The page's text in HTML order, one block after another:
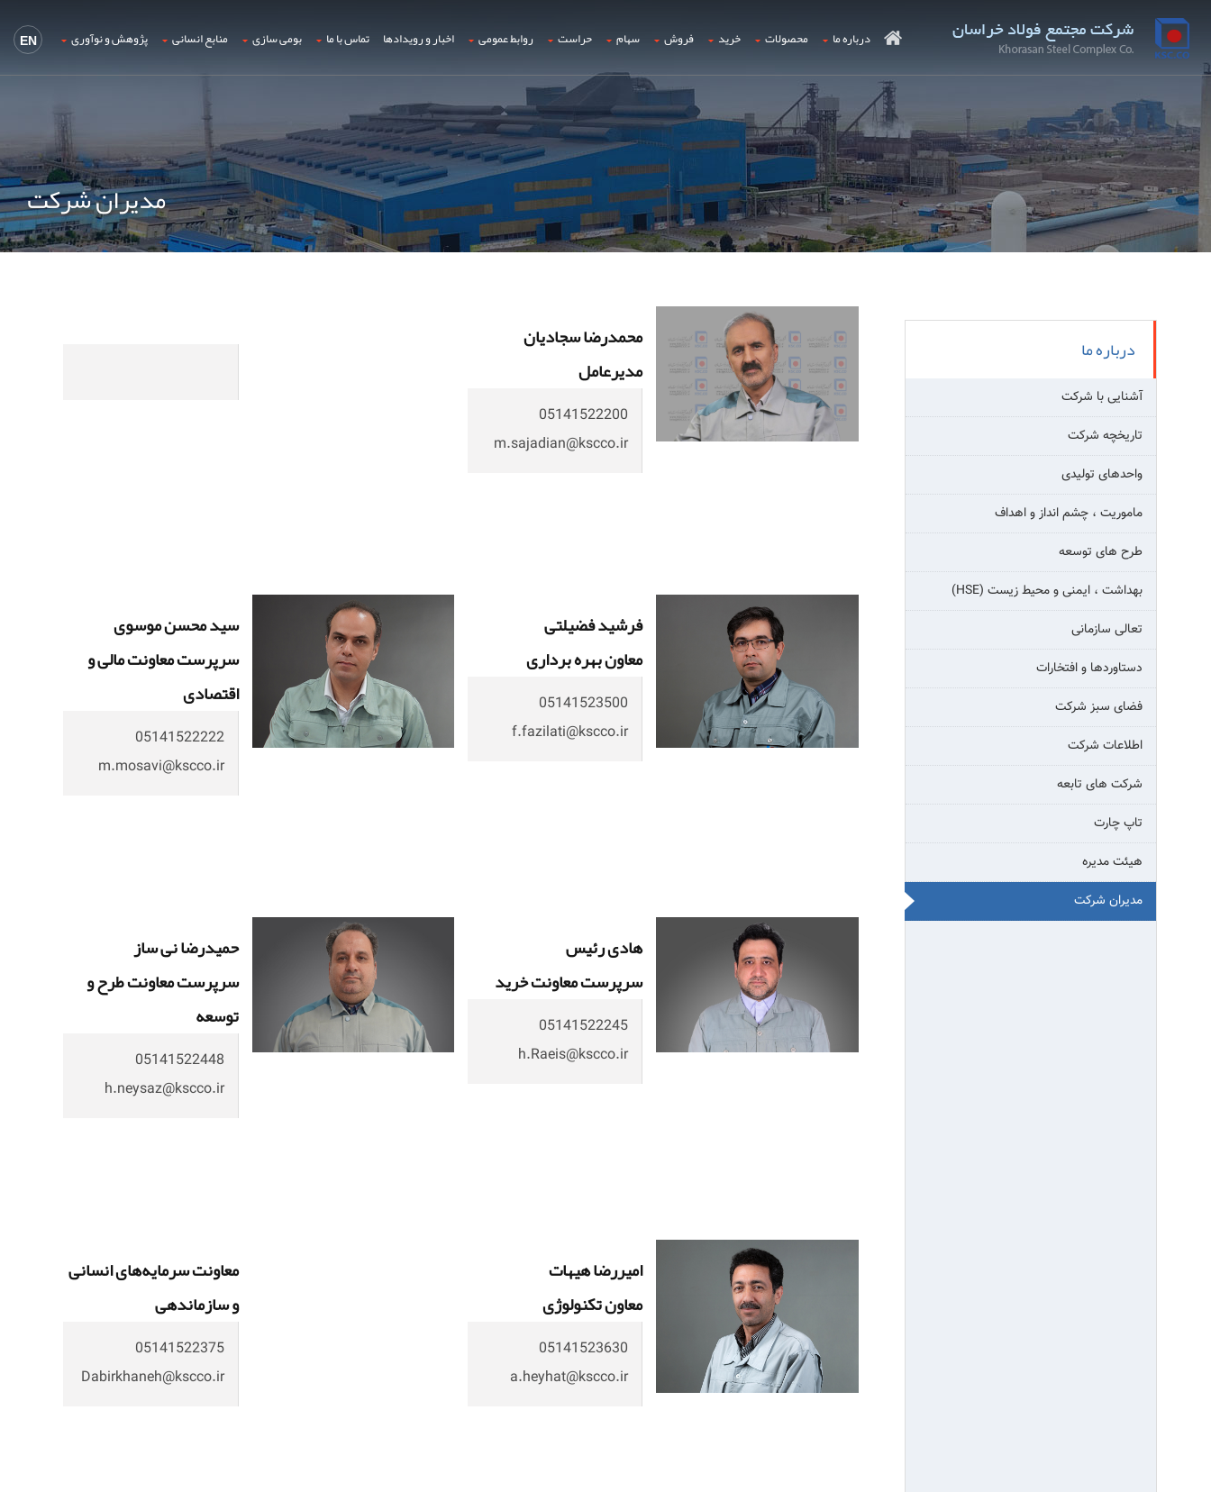
EN درباره ما محصولات خرید فروش سهام حراست روابط عمومی اخبار و رویدادها تماس با ما بومی سازی منابع انسانی پژوهش و نوآوری
مدیران شرکت
درباره ما
آشنایی با شرکت
تاریخچه شرکت
واحدهای تولیدی
ماموریت ، چشم انداز و اهداف
طرح های توسعه
بهداشت ، ایمنی و محیط زیست (HSE)
تعالی سازمانی
دستاوردها و افتخارات
فضای سبز شرکت
اطلاعات شرکت
شرکت های تابعه
تاپ چارت
هیئت مدیره
مدیران شرکت
محمدرضا سجادیان
مدیرعامل
05141522200
m.sajadian@kscco.ir
فرشید فضیلتی
معاون بهره برداری
05141523500
f.fazilati@kscco.ir
سید محسن موسوی
سرپرست معاونت مالی و
اقتصادی
05141522222
m.mosavi@kscco.ir
هادی رئیس
سرپرست معاونت خرید
05141522245
h.Raeis@kscco.ir
حمیدرضا نی ساز
سرپرست معاونت طرح و
توسعه
05141522448
h.neysaz@kscco.ir
امیررضا هیهات
معاون تکنولوژی
05141523630
a.heyhat@kscco.ir
معاونت سرمایه‌های انسانی
و سازماندهی
05141522375
Dabirkhaneh@kscco.ir